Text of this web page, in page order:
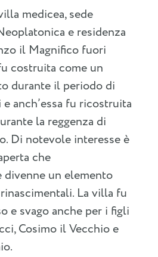
medicea, sede
e residenza
il Magnifico fuori
costruita come un
durante il periodo di
anch’essa fu ricostruita
la reggenza di
Di notevole interesse è
che
divenne un elemento
La villa fu
e svago anche per i figli
Cosimo il Vecchio e